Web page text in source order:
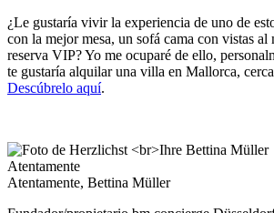
¿Le gustaría vivir la experiencia de uno de
con la mejor mesa, un sofá cama con vistas al
reserva VIP? Yo me ocuparé de ello,
te gustaría alquilar una villa en Mallorca,
Descúbrelo aquí.
Atentamente
Atentamente, Bettina Müller